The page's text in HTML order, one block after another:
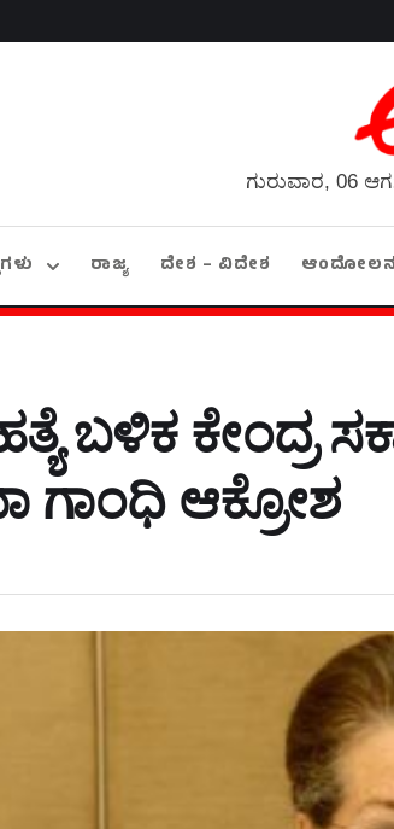
ಗುರುವಾರ, 06
ರಾಜ್ಯ ದೇಶ – ವಿದೇಶ ಆಂದೋಲನ
ಬಳಿಕ ಕೇಂದ್ರ
ಆಕ್ರೋಶ